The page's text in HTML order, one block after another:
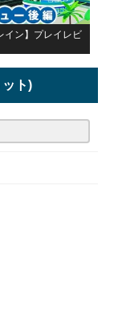
イン】プレイレビ
ト)